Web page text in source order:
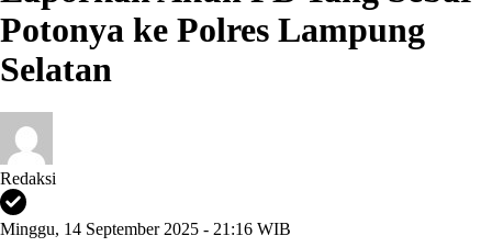
Potonya ke Polres Lampung
Selatan
Redaksi
Minggu, 14 September 2025 - 21:16 WIB